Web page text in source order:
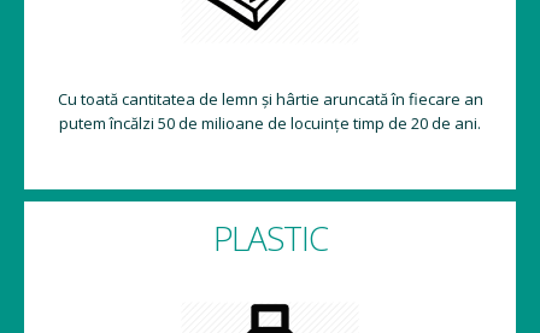
Cu toată cantitatea de lemn și hârtie aruncată în fiecare an
putem încălzi 50 de milioane de locuințe timp de 20 de ani.
PLASTIC